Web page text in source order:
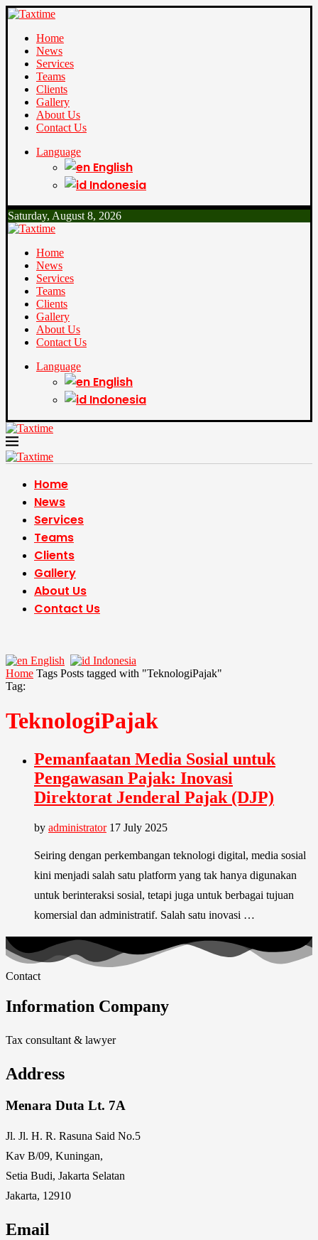
Home
News
Services
Teams
Clients
Gallery
About Us
Contact Us
Language
English
Indonesia
Saturday, August 8, 2026
Home
News
Services
Teams
Clients
Gallery
About Us
Contact Us
Language
English
Indonesia
Home
News
Services
Teams
Clients
Gallery
About Us
Contact Us
English
Indonesia
Home Tags Posts tagged with "TeknologiPajak"
Tag:
TeknologiPajak
Pemanfaatan Media Sosial untuk
Pengawasan Pajak: Inovasi
Direktorat Jenderal Pajak (DJP)
by administrator 17 July 2025
Seiring dengan perkembangan teknologi digital, media sosial
kini menjadi salah satu platform yang tak hanya digunakan
untuk berinteraksi sosial, tetapi juga untuk berbagai tujuan
komersial dan administratif. Salah satu inovasi …
Contact
Information Company
Tax consultant & lawyer
Address
Menara Duta Lt. 7A
Jl. Jl. H. R. Rasuna Said No.5
Kav B/09, Kuningan,
Setia Budi, Jakarta Selatan
Jakarta, 12910
Email